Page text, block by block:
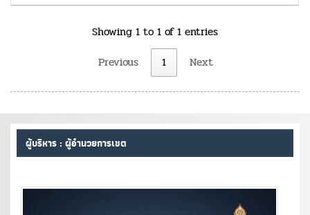
Showing 1 to 1 of 1 entries
Previous
1 Next
ผู้บริหาร : ผู้อำนวยการเขต